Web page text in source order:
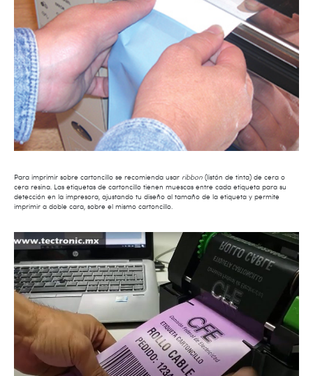
Para imprimir sobre cartoncillo se recomienda usar ribbon (listón de tinta) de cera o
cera resina. Las etiquetas de cartoncillo tienen muescas entre cada etiqueta para su
detección en la impresora, ajustando tu diseño al tamaño de la etiqueta y permite
imprimir a doble cara, sobre el mismo cartoncillo.